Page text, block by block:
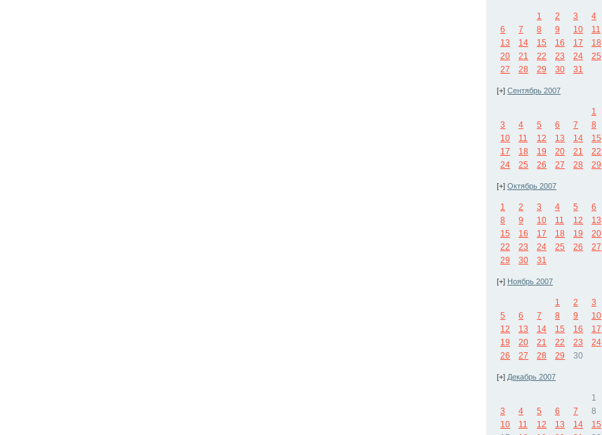
1 2 3 4
6
7 8 9 10 11
13
14 15 16 17 18
20
21 22 23 24 25
27
28 29 30 31
[+] Сентябрь 2007
1
3
4 5 6 7 8
10
11 12 13 14 15
17
18 19 20 21 22
24
25 26 27 28 29
[+] Октябрь 2007
1 2 3 4 5 6
8
9 10 11 12 13
15
16 17 18 19 20
22
23 24 25 26 27
29
30 31
[+] Ноябрь 2007
1 2 3
5
6 7 8 9 10
12
13 14 15 16 17
19
20 21 22 23 24
26
27 28 29 30
[+] Декабрь 2007
1
3
4 5 6 7 8
10
11 12 13 14 15